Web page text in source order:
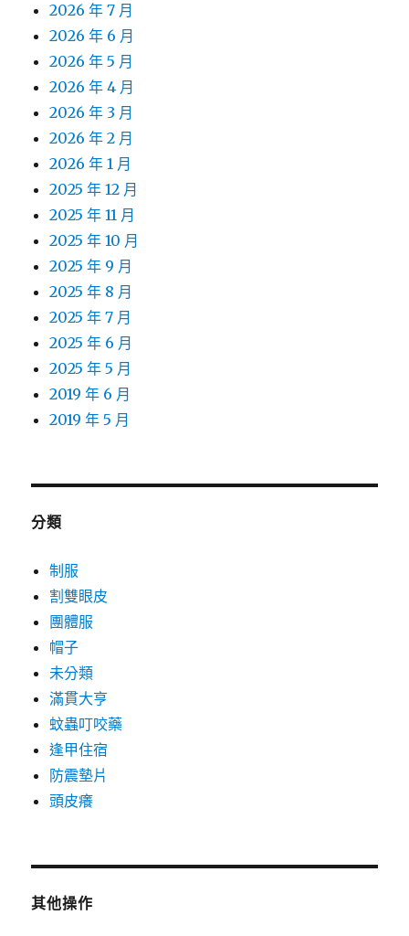
2026 年 7 月
2026 年 6 月
2026 年 5 月
2026 年 4 月
2026 年 3 月
2026 年 2 月
2026 年 1 月
2025 年 12 月
2025 年 11 月
2025 年 10 月
2025 年 9 月
2025 年 8 月
2025 年 7 月
2025 年 6 月
2025 年 5 月
2019 年 6 月
2019 年 5 月
分類
制服
割雙眼皮
團體服
帽子
未分類
滿貫大亨
蚊蟲叮咬藥
逢甲住宿
防震墊片
頭皮癢
其他操作